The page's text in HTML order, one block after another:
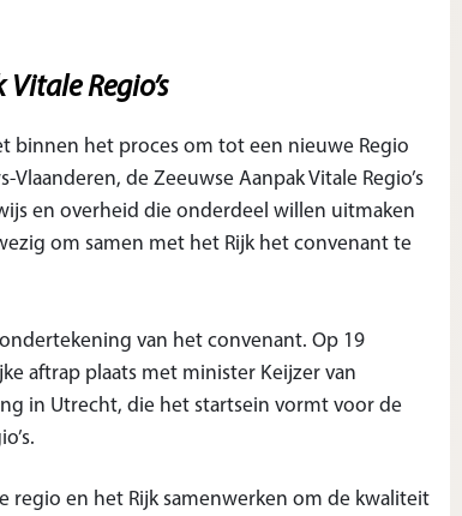
Regio’s
binnen het proces om tot een nieuwe Regio
de Zeeuwse Aanpak Vitale Regio’s
en overheid die onderdeel willen uitmaken
om samen met het Rijk het convenant te
van het convenant. Op 19
aftrap plaats met minister Keijzer van
in Utrecht, die het startsein vormt voor de
regio en het Rijk samenwerken om de kwaliteit